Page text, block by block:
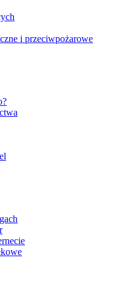
i przeciwpożarowe